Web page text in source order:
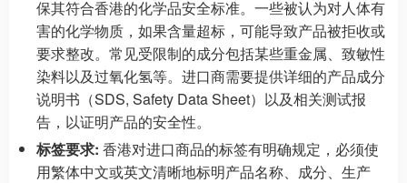
保其符合香港的化学品安全标准。一些被认为对人体有
害的化学物质，如果含量超标，可能导致产品被拒收或
要求整改。常见受限制的成分包括某些重金属、致敏性
染料以及过氧化氢等。进口商需要提供详细的产品成分
说明书（SDS, Safety Data Sheet）以及相关测试报
告，以证明产品的安全性。
标签要求: 香港对进口商品的标签有明确规定，必须使
用繁体中文或英文清晰地标明产品名称、成分、生产